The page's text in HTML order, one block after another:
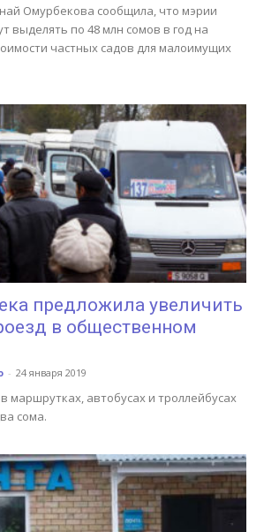
Омурбекова сообщила, что мэрии
выделять по 48 млн сомов в год на
частных садов для малоимущих
предложила увеличить
в общественном
- 24 января 2019
маршрутках, автобусах и троллейбусах
сома.